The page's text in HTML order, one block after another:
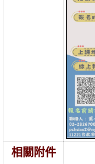
相關附件